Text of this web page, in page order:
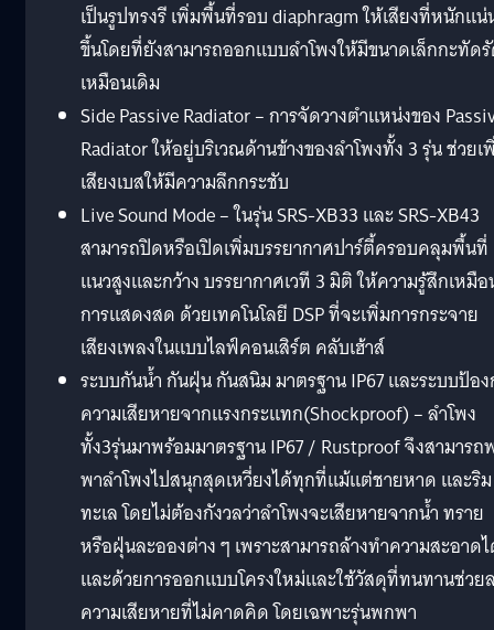
เป็นรูปทรงรี เพิ่มพื้นที่รอบ diaphragm ให้เสียงที่หนักแน่
ขึ้นโดยที่ยังสามารถออกแบบลำโพงให้มีขนาดเล็กกะทัด
เหมือนเดิม
Side Passive Radiator – การจัดวางตำแหน่งของ
Radiator ให้อยู่บริเวณด้านข้างของลำโพงทั้ง 3 รุ่น ช่วยเ
เสียงเบสให้มีความลึกกระชับ
Live Sound Mode – ในรุ่น SRS-XB33 และ SRS-XB43
สามารถปิดหรือเปิดเพิ่มบรรยากาศปาร์ตี้ครอบคลุมพื้นที่
แนวสูงและกว้าง บรรยากาศเวที 3 มิติ ให้ความรู้สึกเหมื
การแสดงสด ด้วยเทคโนโลยี DSP ที่จะเพิ่มการกระจาย
เสียงเพลงในแบบไลฟ์คอนเสิร์ต คลับเฮ้าส์
ระบบกันน้ำ กันฝุ่น กันสนิม มาตรฐาน IP67 และระบบป้อ
ความเสียหายจากแรงกระแทก(Shockproof) – ลำโพง
ทั้ง3รุ่นมาพร้อมมาตรฐาน IP67 / Rustproof จึงสามารถ
พาลำโพงไปสนุกสุดเหวี่ยงได้ทุกที่แม้แต่ชายหาด และริม
ทะเล โดยไม่ต้องกังวลว่าลำโพงจะเสียหายจากน้ำ ทราย
หรือฝุ่นละอองต่าง ๆ เพราะสามารถล้างทำความสะอาด
และด้วยการออกแบบโครงใหม่และใช้วัสดุที่ทนทานช่วย
ความเสียหายที่ไม่คาดคิด โดยเฉพาะรุ่นพกพา